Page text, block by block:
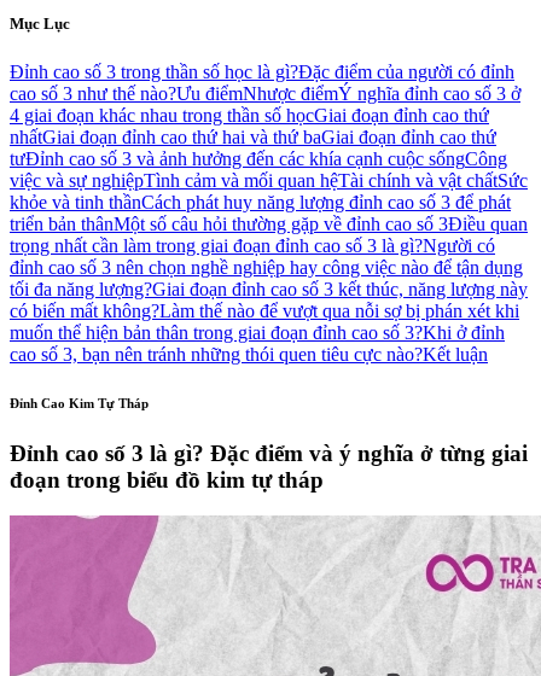
Mục Lục
Đỉnh cao số 3 trong thần số học là gì?Đặc điểm của người có đỉnh
cao số 3 như thế nào?Ưu điểmNhược điểmÝ nghĩa đỉnh cao số 3 ở
4 giai đoạn khác nhau trong thần số họcGiai đoạn đỉnh cao thứ
nhấtGiai đoạn đỉnh cao thứ hai và thứ baGiai đoạn đỉnh cao thứ
tưĐỉnh cao số 3 và ảnh hưởng đến các khía cạnh cuộc sốngCông
việc và sự nghiệpTình cảm và mối quan hệTài chính và vật chấtSức
khỏe và tinh thầnCách phát huy năng lượng đỉnh cao số 3 để phát
triển bản thânMột số câu hỏi thường gặp về đỉnh cao số 3Điều quan
trọng nhất cần làm trong giai đoạn đỉnh cao số 3 là gì?Người có
đỉnh cao số 3 nên chọn nghề nghiệp hay công việc nào để tận dụng
tối đa năng lượng?Giai đoạn đỉnh cao số 3 kết thúc, năng lượng này
có biến mất không?Làm thế nào để vượt qua nỗi sợ bị phán xét khi
muốn thể hiện bản thân trong giai đoạn đỉnh cao số 3?Khi ở đỉnh
cao số 3, bạn nên tránh những thói quen tiêu cực nào?Kết luận
Đỉnh Cao Kim Tự Tháp
Đỉnh cao số 3 là gì? Đặc điểm và ý nghĩa ở từng giai
đoạn trong biểu đồ kim tự tháp